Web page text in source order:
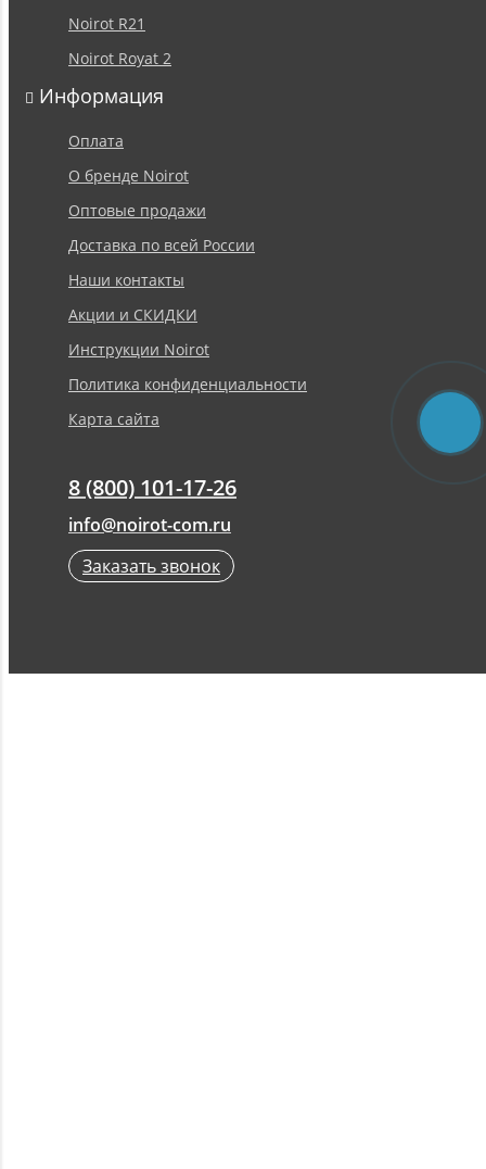
Noirot R21
Noirot Royat 2
Информация
Оплата
О бренде Noirot
Оптовые продажи
Доставка по всей России
Наши контакты
Акции и СКИДКИ
Инструкции Noirot
Политика конфиденциальности
Карта сайта
8 (800) 101-17-26
info@noirot-com.ru
Заказать звонок